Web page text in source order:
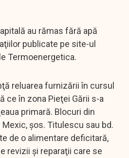
au rămas fără apă
publicate pe site-ul
Termoenergetica.
reluarea furnizării în cursul
ce în zona Pieţei Gării s-a
primară. Blocuri din
Mexic, şos. Titulescu sau bd.
de o alimentare deficitară,
revizii şi reparaţii care se